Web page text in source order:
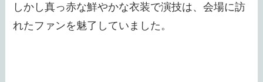
しかし真っ赤な鮮やかな衣装で演技は、会場に訪
れたファンを魅了していました。